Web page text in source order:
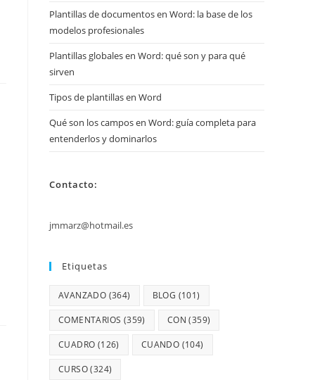
Plantillas de documentos en Word: la base de los
modelos profesionales
Plantillas globales en Word: qué son y para qué
sirven
Tipos de plantillas en Word
Qué son los campos en Word: guía completa para
entenderlos y dominarlos
Contacto:
jmmarz@hotmail.es
Etiquetas
AVANZADO (364) BLOG (101)
COMENTARIOS (359) CON (359)
CUADRO (126) CUANDO (104)
CURSO(324)